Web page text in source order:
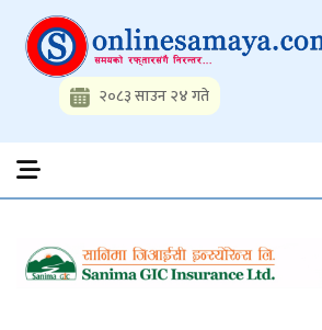
content
Onlinesamaya.com
Nepal News Portal, Business, Hot News,
Politics, Science, Technology, Social,
Watch, Movies
२०८३ साउन २४ गते